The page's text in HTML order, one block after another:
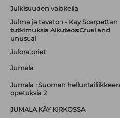
Julkisuuden valokeila
Julma ja tavaton - Kay Scarpettan
tutkimuksia Alkuteos:Cruel and
unusual
Juloratoriet
Jumala
Jumala : Suomen helluntailiikkeen
opetuksia 2
JUMALA KÄY KIRKOSSA